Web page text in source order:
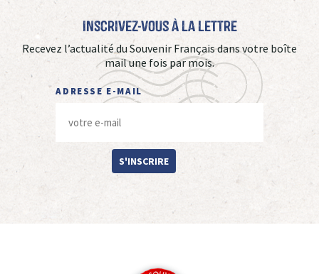
Inscrivez-vous à La Lettre
Recevez l’actualité du Souvenir Français dans votre boîte
mail une fois par mois.
ADRESSE E-MAIL
S'INSCRIRE